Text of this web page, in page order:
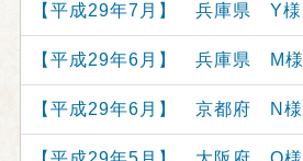
【平成29年7月】 兵庫県 Y様
【平成29年6月】 兵庫県 M様
【平成29年6月】 京都府 N様